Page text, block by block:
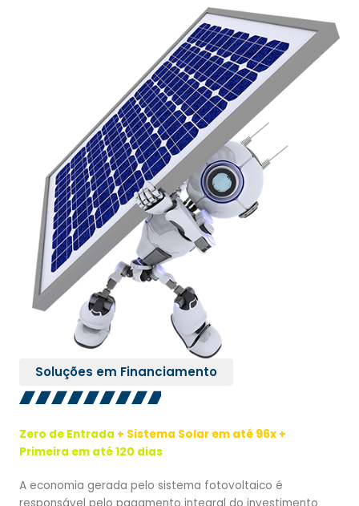
Soluções em Financiamento
Zero de Entrada + Sistema Solar em até 96x +
Primeira em até 120 dias
A economia gerada pelo sistema fotovoltaico é